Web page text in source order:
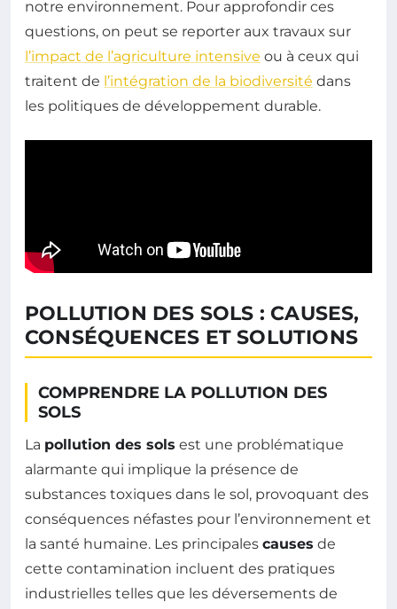
notre environnement. Pour approfondir ces
questions, on peut se reporter aux travaux sur
l’impact de l’agriculture intensive ou à ceux qui
traitent de l’intégration de la biodiversité dans
les politiques de développement durable.
POLLUTION DES SOLS : CAUSES,
CONSÉQUENCES ET SOLUTIONS
COMPRENDRE LA POLLUTION DES
SOLS
La pollution des sols est une problématique
alarmante qui implique la présence de
substances toxiques dans le sol, provoquant des
conséquences néfastes pour l’environnement et
la santé humaine. Les principales causes de
cette contamination incluent des pratiques
industrielles telles que les déversements de